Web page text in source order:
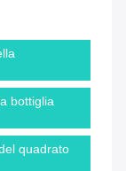
bottiglia
quadrato